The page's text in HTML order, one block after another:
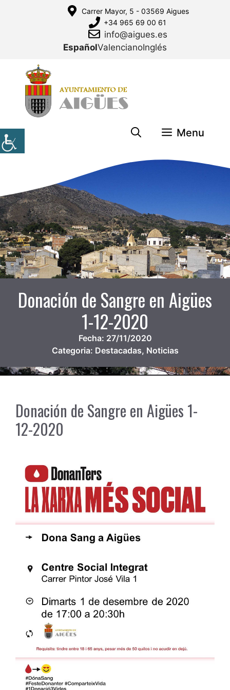
Carrer Mayor, 5 - 03569 Aigues
+34 965 69 00 61
info@aigues.es
EspañolValencianoInglés
Menu
Donación de Sangre en Aigües
1-12-2020
Fecha: 27/11/2020
Categoria: Destacadas, Noticias
Donación de Sangre en Aigües 1-
12-2020